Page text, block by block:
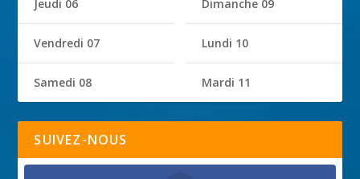
Jeudi 06
Vendredi 07
Samedi 08
Dimanche 09
Lundi 10
Mardi 11
SUIVEZ-NOUS